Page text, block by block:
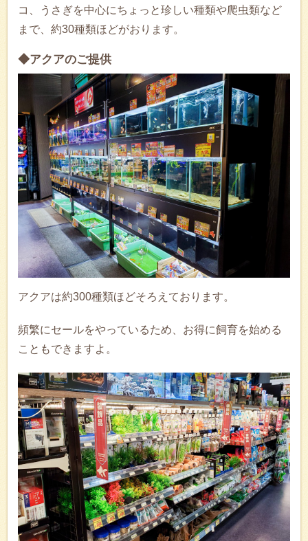
コ、うさぎを中心にちょっと珍しい種類や爬虫類など
まで、約30種類ほどがおります。
◆アクアのご提供
アクアは約300種類ほどそろえております。
頻繁にセールをやっているため、お得に飼育を始める
こともできますよ。